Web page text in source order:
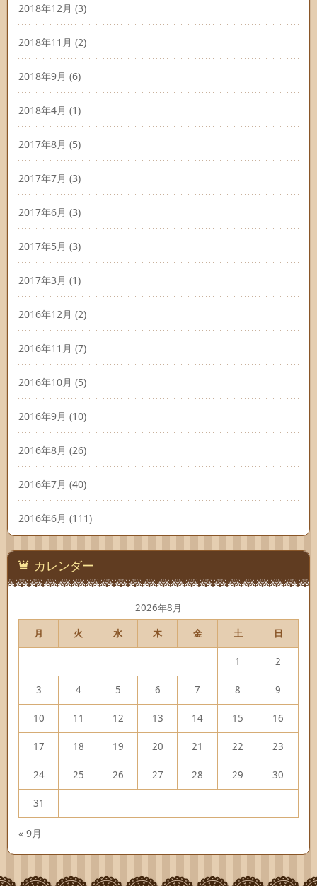
2018年12月 (3)
2018年11月 (2)
2018年9月 (6)
2018年4月 (1)
2017年8月 (5)
2017年7月 (3)
2017年6月 (3)
2017年5月 (3)
2017年3月 (1)
2016年12月 (2)
2016年11月 (7)
2016年10月 (5)
2016年9月 (10)
2016年8月 (26)
2016年7月 (40)
2016年6月 (111)
カレンダー
2026年8月
月
火 水 木 金 土 日
1 2
3 4 5 6 7 8 9
10 11 12 13 14 15 16
17 18 19 20 21 22 23
24 25 26 27 28 29 30
31
« 9月